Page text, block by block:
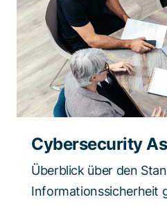
Cybersecurity
Überblick über den
Informationssicherheit